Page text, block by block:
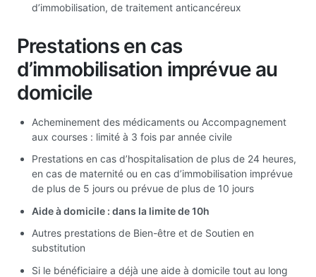
d’immobilisation, de traitement anticancéreux
Prestations en cas
d’immobilisation imprévue au
domicile
Acheminement des médicaments ou Accompagnement
aux courses : limité à 3 fois par année civile
Prestations en cas d’hospitalisation de plus de 24 heures,
en cas de maternité ou en cas d’immobilisation imprévue
de plus de 5 jours ou prévue de plus de 10 jours
Aide à domicile : dans la limite de 10h
Autres prestations de Bien-être et de Soutien en
substitution
Si le bénéficiaire a déjà une aide à domicile tout au long